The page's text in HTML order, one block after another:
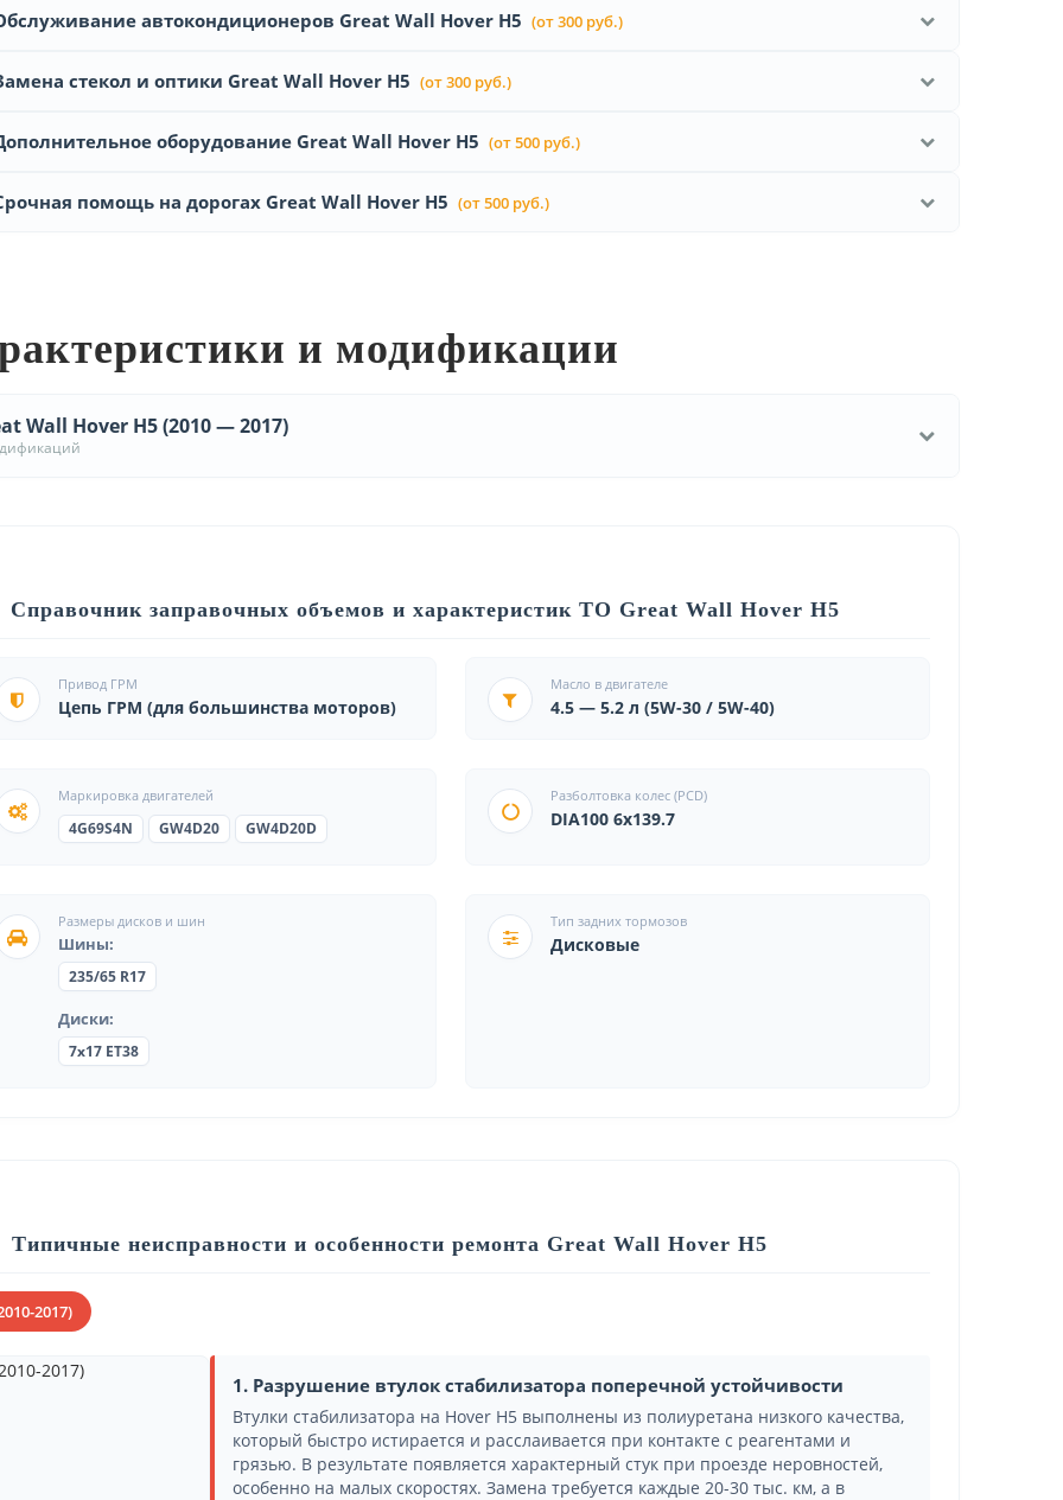
автокондиционеров Great Wall Hover H5 (от 300 руб.)
стекол и оптики Great Wall Hover H5 (от 300 руб.)
оборудование Great Wall Hover H5 (от 500 руб.)
помощь на дорогах Great Wall Hover H5 (от 500 руб.)
и модификации
Wall Hover H5 (2010 — 2017)
Справочник заправочных объемов и характеристик ТО Great Wall Hover H5
Привод ГРМ
Цепь ГРМ (для большинства моторов)
Масло в двигателе
4.5 — 5.2 л (5W-30 / 5W-40)
Маркировка двигателей
4G69S4N
GW4D20 GW4D20D
Разболтовка колес (PCD)
DIA100 6x139.7
Размеры дисков и шин
Шины:
235/65 R17
Диски:
7x17 ET38
Тип задних тормозов
Дисковые
Типичные неисправности и особенности ремонта Great Wall Hover H5
2017)
1. Разрушение втулок стабилизатора поперечной устойчивости
Втулки стабилизатора на Hover H5 выполнены из полиуретана низкого качества,
который быстро истирается и расслаивается при контакте с реагентами и
грязью. В результате появляется характерный стук при проезде неровностей,
особенно на малых скоростях. Замена требуется каждые 20-30 тыс. км, а в